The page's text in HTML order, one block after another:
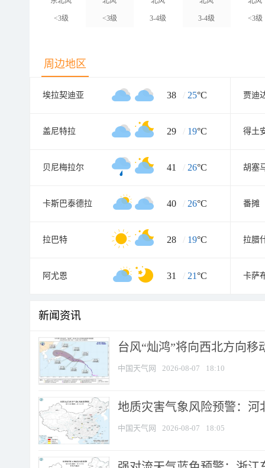
<3级 <3级 3-4级 3-4级 <3级
周边地区
埃拉契迪亚 38 / 25°C 贾迪
盖尼特拉 29 / 19°C 得土
贝尼梅拉尔 41 / 26°C 胡塞
卡斯巴泰德拉 40 / 26°C 番摊
拉巴特 28 / 19°C 拉腊
阿尤恩 31 / 21°C 卡萨
新闻资讯
台风“灿鸿”将向西北方向移
中国天气网 2026-08-07 18:10
地质灾害气象风险预警：河
中国天气网 2026-08-07 18:05